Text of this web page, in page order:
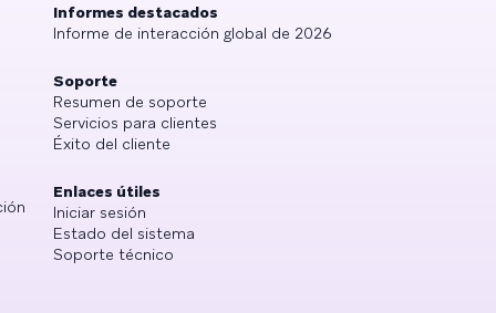
Informes destacados
Informe de interacción global de 2026
Soporte
Resumen de soporte
Servicios para clientes
Éxito del cliente
Enlaces útiles
Iniciar sesión
Estado del sistema
Soporte técnico